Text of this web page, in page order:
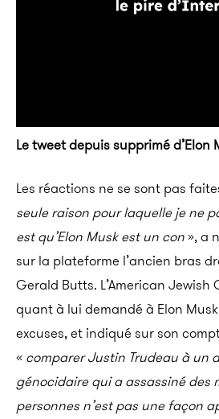
Le tweet depuis supprimé d’Elon
Les réactions ne se sont pas
seule raison pour laquelle je ne
est qu’Elon Musk est un con», a
sur la plateforme l’ancien bras
Gerald Butts. L’American Jewish
quant à lui demandé à Elon
excuses, et indiqué sur son
« comparer Justin Trudeau à un
génocidaire qui a assassiné des
personnes n’est pas une façon